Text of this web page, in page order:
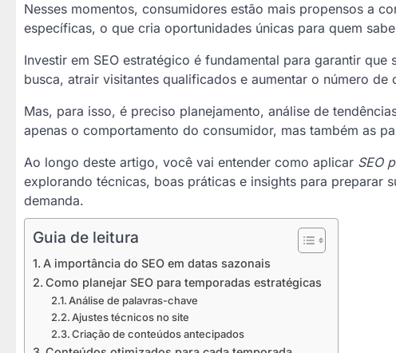
Nesses momentos, consumidores estão mais propensos a
específicas, o que cria oportunidades únicas para quem
Investir em SEO estratégico é fundamental para garantir
busca, atrair visitantes qualificados e aumentar o número de
Mas, para isso, é preciso planejamento, análise de
apenas o comportamento do consumidor, mas também as
Ao longo deste artigo, você vai entender como aplicar SEO
explorando técnicas, boas práticas e insights para preparar
demanda.
Guia de leitura
A importância do SEO em datas sazonais
Como planejar SEO para temporadas estratégicas
Análise de palavras-chave
Ajustes técnicos no site
Criação de conteúdos antecipados